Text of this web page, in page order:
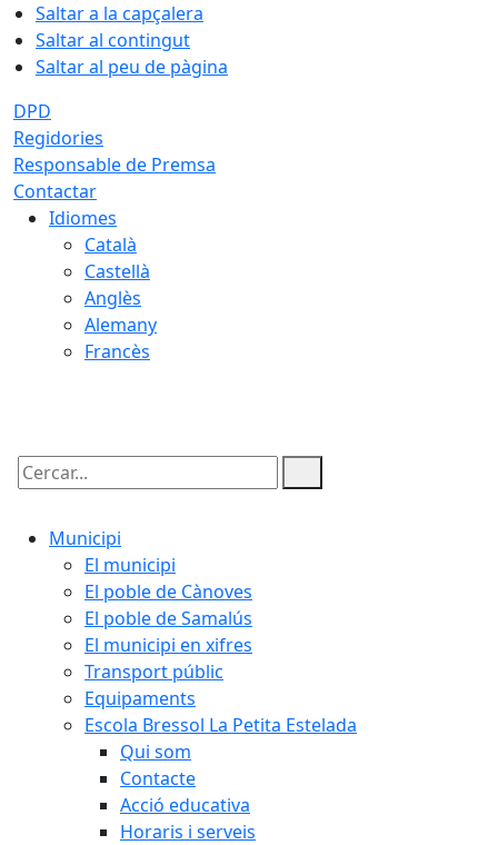
Saltar a la capçalera
Saltar al contingut
Saltar al peu de pàgina
DPD
Regidories
Responsable de Premsa
Contactar
Idiomes
Català
Castellà
Anglès
Alemany
Francès
Cercar:
Municipi
El municipi
El poble de Cànoves
El poble de Samalús
El municipi en xifres
Transport públic
Equipaments
Escola Bressol La Petita Estelada
Qui som
Contacte
Acció educativa
Horaris i serveis